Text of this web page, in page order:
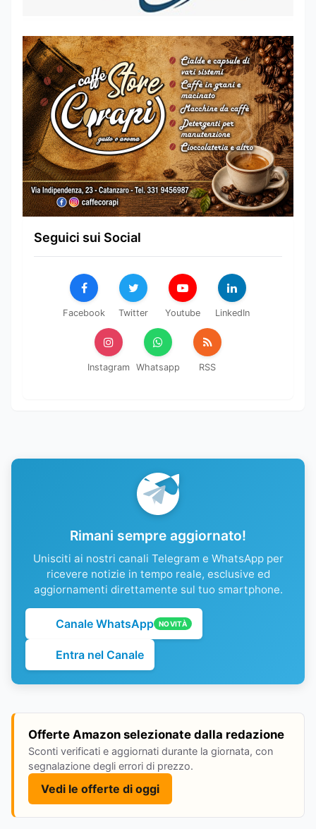
Seguici sui Social
Facebook Twitter Youtube LinkedIn
Instagram Whatsapp RSS
Rimani sempre aggiornato!
Unisciti ai nostri canali Telegram e WhatsApp per
ricevere notizie in tempo reale, esclusive ed
aggiornamenti direttamente sul tuo smartphone.
Canale WhatsApp NOVITÀ
Entra nel Canale
Offerte Amazon selezionate dalla redazione
Sconti verificati e aggiornati durante la giornata, con
segnalazione degli errori di prezzo.
Vedi le offerte di oggi